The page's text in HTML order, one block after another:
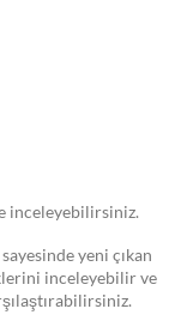
inceleyebilirsiniz.
yeni çıkan
inceleyebilir ve